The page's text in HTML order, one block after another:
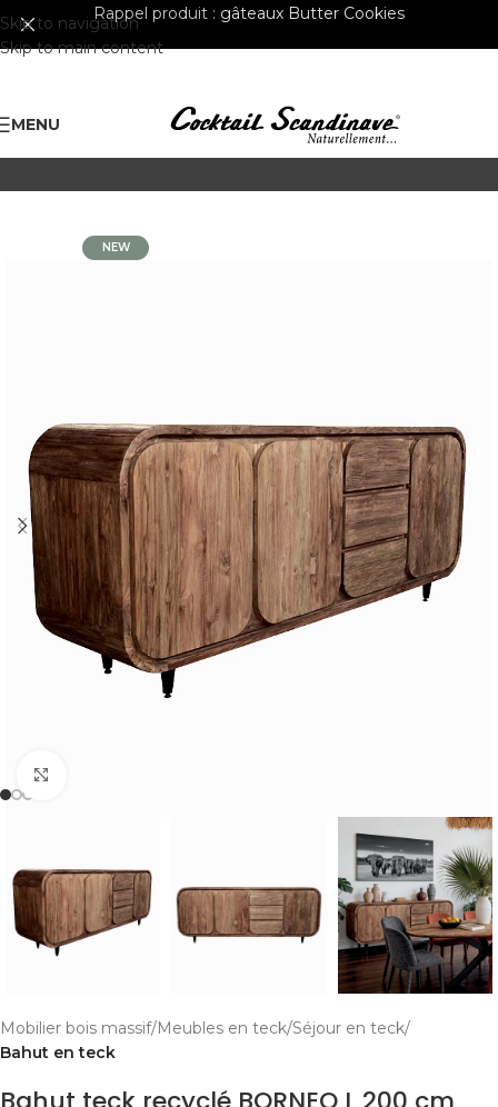
Skip to navigation
Skip to main content
Rappel produit : gâteaux Butter Cookies
MENU
NEW
Mobilier bois massif Meubles en teck Séjour en teck
Bahut en teck